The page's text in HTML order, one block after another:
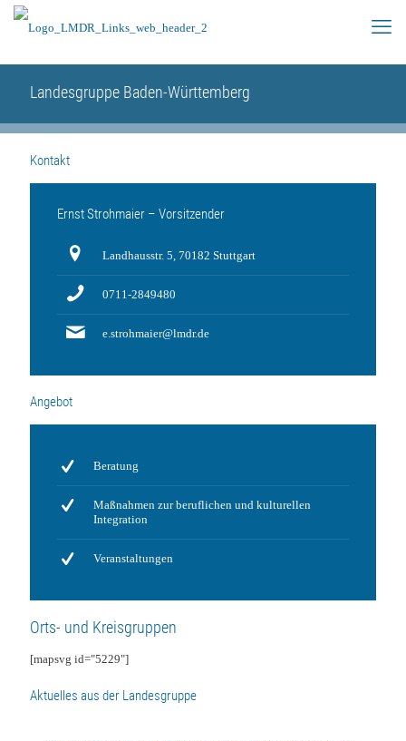
Landesgruppe Baden-Württemberg
Kontakt
Ernst Strohmaier – Vorsitzender
Landhausstr. 5, 70182 Stuttgart
0711-2849480
e.strohmaier@lmdr.de
Angebot
Beratung
Maßnahmen zur beruflichen und kulturellen
Integration
Veranstaltungen
Orts- und Kreisgruppen
[mapsvg id="5229"]
Aktuelles aus der Landesgruppe